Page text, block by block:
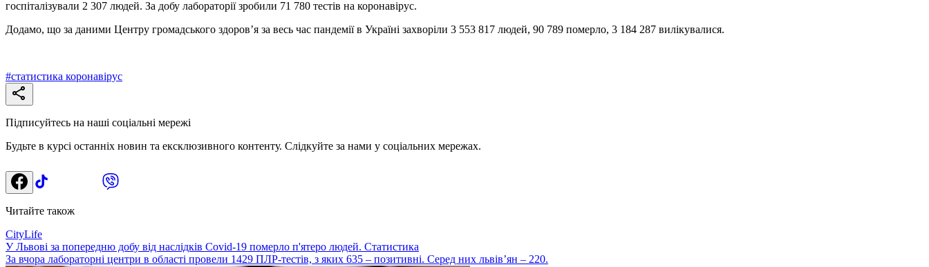
госпіталізували 2 307 людей. За добу лабораторії зробили 71 780 тестів на коронавірус.
Додамо, що за даними Центру громадського здоров’я за весь час пандемії в Україні захворіли 3 553 817 людей, 90 789 померло, 3 184 287 вилікувалися.
#статистика коронавірус
Підписуйтесь на наші соціальні мережі
Будьте в курсі останніх новин та ексклюзивного контенту. Слідкуйте за нами у соціальних мережах.
Читайте також
CityLife
У Львові за попередню добу від наслідків Covid-19 померло п'ятеро людей. Статистика
За вчора лабораторні центри в області провели 1429 ПЛР-тестів, з яких 635 – позитивні. Серед них львів’ян – 220.